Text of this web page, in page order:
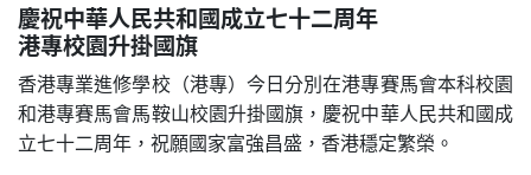
慶祝中華人民共和國成立七十二周年
港專校園升掛國旗
香港專業進修學校（港專）今日分別在港專賽馬會本科校園
和港專賽馬會馬鞍山校園升掛國旗，慶祝中華人民共和國成
立七十二周年，祝願國家富強昌盛，香港穩定繁榮。